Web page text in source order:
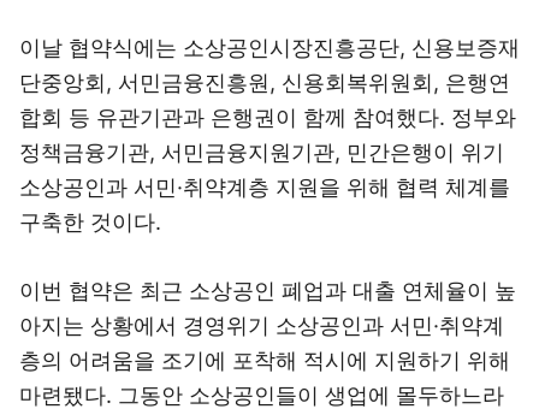
이날 협약식에는 소상공인시장진흥공단, 신용보증재
단중앙회, 서민금융진흥원, 신용회복위원회, 은행연
합회 등 유관기관과 은행권이 함께 참여했다. 정부와
정책금융기관, 서민금융지원기관, 민간은행이 위기
소상공인과 서민·취약계층 지원을 위해 협력 체계를
구축한 것이다.
이번 협약은 최근 소상공인 폐업과 대출 연체율이 높
아지는 상황에서 경영위기 소상공인과 서민·취약계
층의 어려움을 조기에 포착해 적시에 지원하기 위해
마련됐다. 그동안 소상공인들이 생업에 몰두하느라